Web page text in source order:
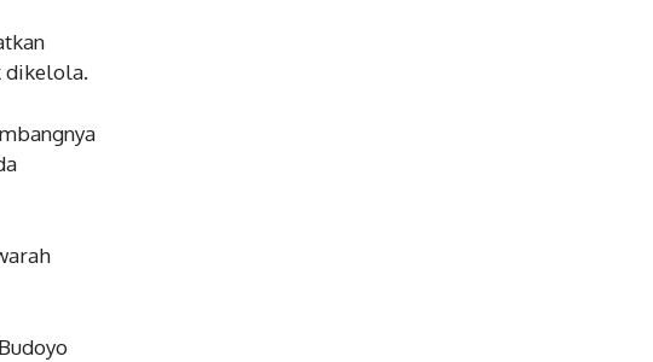
dikelola.